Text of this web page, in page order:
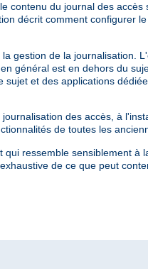
contenu du journal des accès
décrit comment configurer
gestion de la journalisation.
général est en dehors du
et des applications
des accès, à
de toutes les
ressemble sensiblement à
de ce que peut